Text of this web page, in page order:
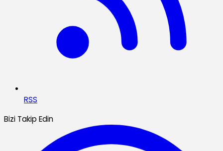
RSS
Bizi Takip Edin